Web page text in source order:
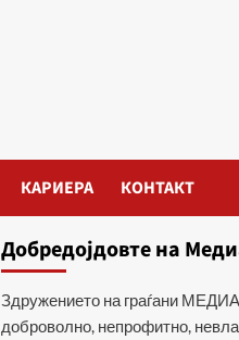
КАРИЕРА КОНТАКТ
Добредојдовте на
Здружението на граѓани
доброволно, непрофитно,